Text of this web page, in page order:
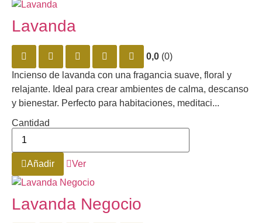
Lavanda
0,0 (0)
Incienso de lavanda con una fragancia suave, floral y
relajante. Ideal para crear ambientes de calma, descanso
y bienestar. Perfecto para habitaciones, meditaci...
Cantidad
Añadir Ver
Lavanda Negocio